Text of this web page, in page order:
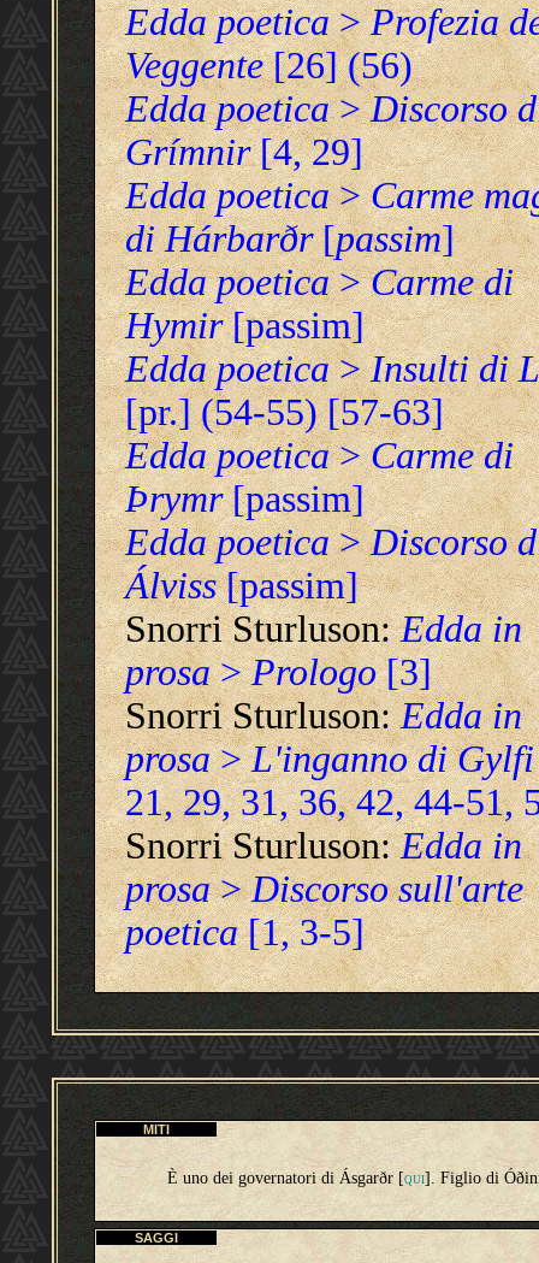
Edda poetica >Profezia
Veggente[26] (56)
Edda poetica >Discorso
Grímnir[4,29]
Edda poetica >Carme
di Hárbarðr[passim]
Edda poetica >Carme di
Hymir[passim]
Edda poetica >Insulti di
[pr.] (54-55) [57-63]
Edda poetica >Carme di
Þrymr[passim]
Edda poetica >Discorso
Álviss[passim]
Snorri Sturluson: Edda in
prosa >Prologo[3]
Snorri Sturluson: Edda in
prosa >L'inganno di Gylfi
21, 29, 31, 36, 42, 44-51,
Snorri Sturluson: Edda in
prosa >Discorso sull'arte
poetica[1,3-5]
MITI
È uno dei governatori di Ásgarðr [QUI]. Figlio di
SAGGI